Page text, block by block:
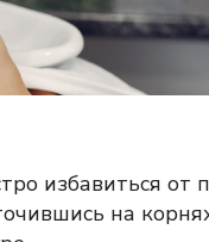
избавиться от
на